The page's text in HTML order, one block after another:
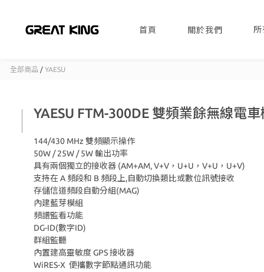
首頁 關於我們
全部商品 / YAESU
YAESU FTM-300DE 雙頻業餘無線電車
144/430 MHz 雙頻顯示操作
50W / 25W / 5W 輸出功率
具有兩個獨立的接收器 (AM+AM, V+V，U+U，V+U，U+V)
支持在 A 頻段和 B 頻段上,自動切換類比或數位訊號接收
存儲信道頻段自動分組(MAG)
內建藍芽模組
頻譜監看功能
DG-ID(數字ID)
群組監聽
內置建高靈敏度 GPS 接收器
WiRES-X  便攜數字節點通訊功能